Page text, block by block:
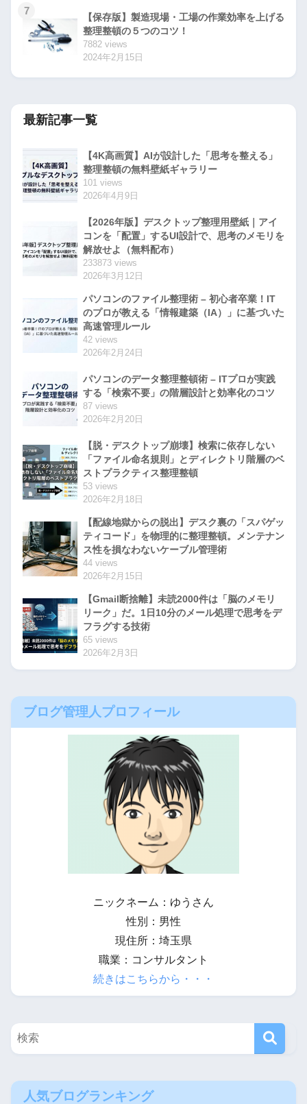
7
【保存版】製造現場・工場の作業効率を上げる
整理整頓の５つのコツ！
7882 views
2024年2月15日
最新記事一覧
【4K高画質】AIが設計した「思考を整える」
整理整頓の無料壁紙ギャラリー
101 views
2026年4月9日
【2026年版】デスクトップ整理用壁紙｜アイ
コンを「配置」するUI設計で、思考のメモリを
解放せよ（無料配布）
233873 views
2026年3月12日
パソコンのファイル整理術 – 初心者卒業！IT
のプロが教える「情報建築（IA）」に基づいた
高速管理ルール
42 views
2026年2月24日
パソコンのデータ整理整頓術 – ITプロが実践
する「検索不要」の階層設計と効率化のコツ
87 views
2026年2月20日
【脱・デスクトップ崩壊】検索に依存しない
「ファイル命名規則」とディレクトリ階層のベ
ストプラクティス整理整頓
53 views
2026年2月18日
【配線地獄からの脱出】デスク裏の「スパゲッ
ティコード」を物理的に整理整頓。メンテナン
ス性を損なわないケーブル管理術
44 views
2026年2月15日
【Gmail断捨離】未読2000件は「脳のメモリ
リーク」だ。1日10分のメール処理で思考をデ
フラグする技術
65 views
2026年2月3日
ブログ管理人プロフィール
ニックネーム：ゆうさん
性別：男性
現住所：埼玉県
職業：コンサルタント
続きはこちらから・・・
人気ブログランキング